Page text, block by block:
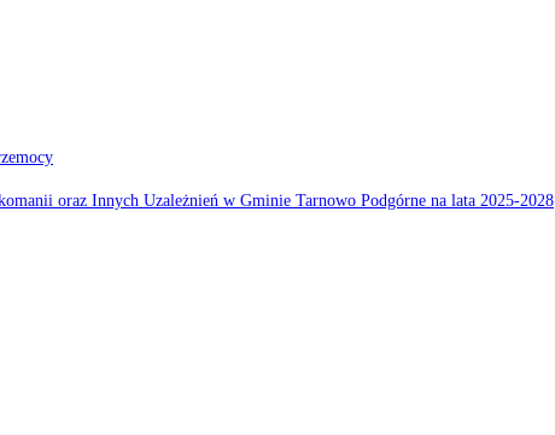
oraz Innych Uzależnień w Gminie Tarnowo Podgórne na lata 2025-2028